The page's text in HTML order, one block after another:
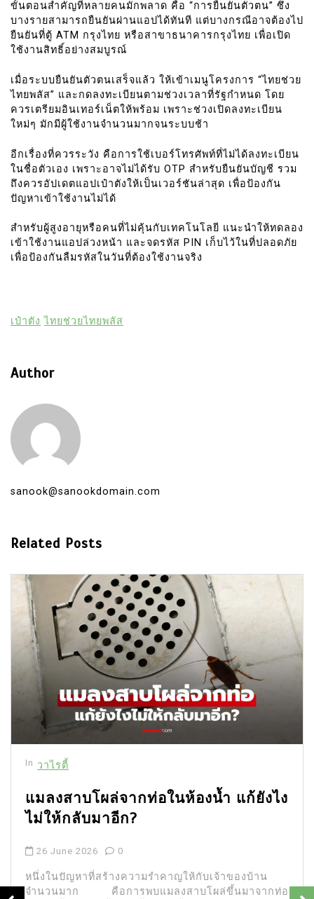
ขั้นตอนสำคัญที่หลายคนมักพลาด คือ “การยืนยันตัวตน” ซึ่ง
บางรายสามารถยืนยันผ่านแอปได้ทันที แต่บางกรณีอาจต้องไป
ยืนยันที่ตู้ ATM กรุงไทย หรือสาขาธนาคารกรุงไทย เพื่อเปิด
ใช้งานสิทธิ์อย่างสมบูรณ์
เมื่อระบบยืนยันตัวตนเสร็จแล้ว ให้เข้าเมนูโครงการ “ไทยช่วย
ไทยพลัส” และกดลงทะเบียนตามช่วงเวลาที่รัฐกำหนด โดย
ควรเตรียมอินเทอร์เน็ตให้พร้อม เพราะช่วงเปิดลงทะเบียน
ใหม่ๆ มักมีผู้ใช้งานจำนวนมากจนระบบช้า
อีกเรื่องที่ควรระวัง คือการใช้เบอร์โทรศัพท์ที่ไม่ได้ลงทะเบียน
ในชื่อตัวเอง เพราะอาจไม่ได้รับ OTP สำหรับยืนยันบัญชี รวม
ถึงควรอัปเดตแอปเป๋าตังให้เป็นเวอร์ชันล่าสุด เพื่อป้องกัน
ปัญหาเข้าใช้งานไม่ได้
สำหรับผู้สูงอายุหรือคนที่ไม่คุ้นกับเทคโนโลยี แนะนำให้ทดลอง
เข้าใช้งานแอปล่วงหน้า และจดรหัส PIN เก็บไว้ในที่ปลอดภัย
เพื่อป้องกันลืมรหัสในวันที่ต้องใช้งานจริง
เป๋าตัง ไทยช่วยไทยพลัส
Author
sanook@sanookdomain.com
Related Posts
In วาไรตี้
แมลงสาบโผล่จากท่อในห้องน้ำ แก้ยังไง
ไม่ให้กลับมาอีก?
26 June 2026 0
หนึ่งในปัญหาที่สร้างความรำคาญให้กับเจ้าของบ้าน
จำนวนมาก คือการพบแมลงสาบโผล่ขึ้นมาจากท่อ